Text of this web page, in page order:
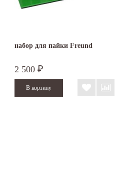
набор для пайки Freund
2 500 ₽